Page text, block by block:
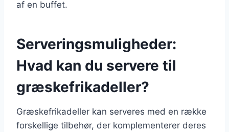
af en buffet.
Serveringsmuligheder:
Hvad kan du servere til
græskefrikadeller?
Græskefrikadeller kan serveres med en række
forskellige tilbehør, der komplementerer deres